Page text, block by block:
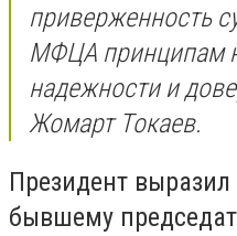
приверженность
МФЦА принципам
надежности и
Жомарт Токаев.
Президент выразил
бывшему